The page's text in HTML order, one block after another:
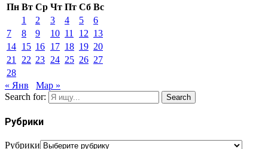
Пн Вт Ср Чт Пт Сб Вс
1
2 3 4 5
6
7
8 9 10 11 12 13
14 15 16 17 18 19 20
21
22 23 24 25 26 27
28
« Янв
Мар »
Search for:
Search
Рубрики
Рубрики